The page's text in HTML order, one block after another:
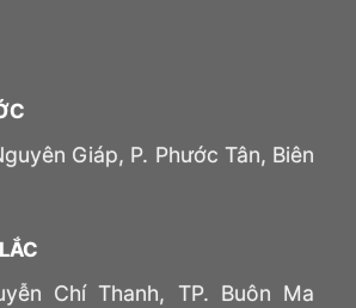
Giáp, P. Phước Tân, Biên
Chí Thanh, TP. Buôn Ma